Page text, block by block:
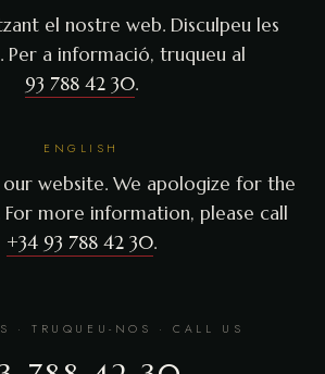
el nostre web. Disculpeu les
Per a informació, truqueu al
93 788 42 30.
ENGLISH
website. We apologize for the
For more information, please call
+34 93 788 42 30.
· TRUQUEU-NOS · CALL US